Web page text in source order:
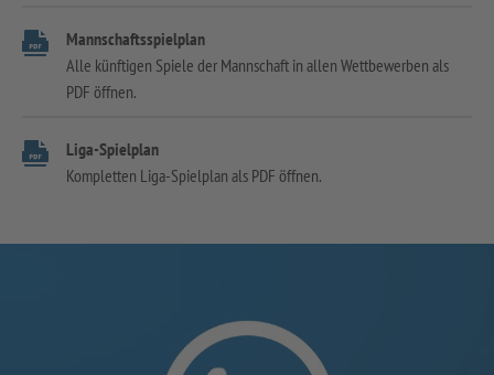
Mannschaftsspielplan
Alle künftigen Spiele der Mannschaft in allen Wettbewerben als
PDF öffnen.
Liga-Spielplan
Kompletten Liga-Spielplan als PDF öffnen.